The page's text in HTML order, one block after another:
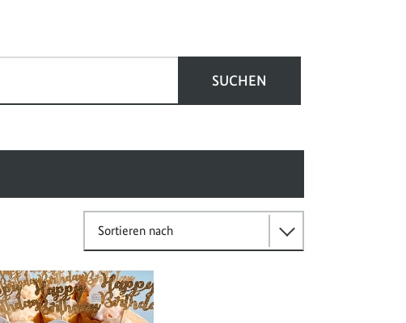
SUCHEN
Sortieren nach